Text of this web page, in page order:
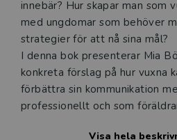
innebär? Hur skapar man som
med ungdomar som behöver
strategier för att nå sina mål?
I denna bok presenterar Mia
konkreta förslag på hur vuxna
förbättra sin kommunikation
professionellt och som
Visa hela